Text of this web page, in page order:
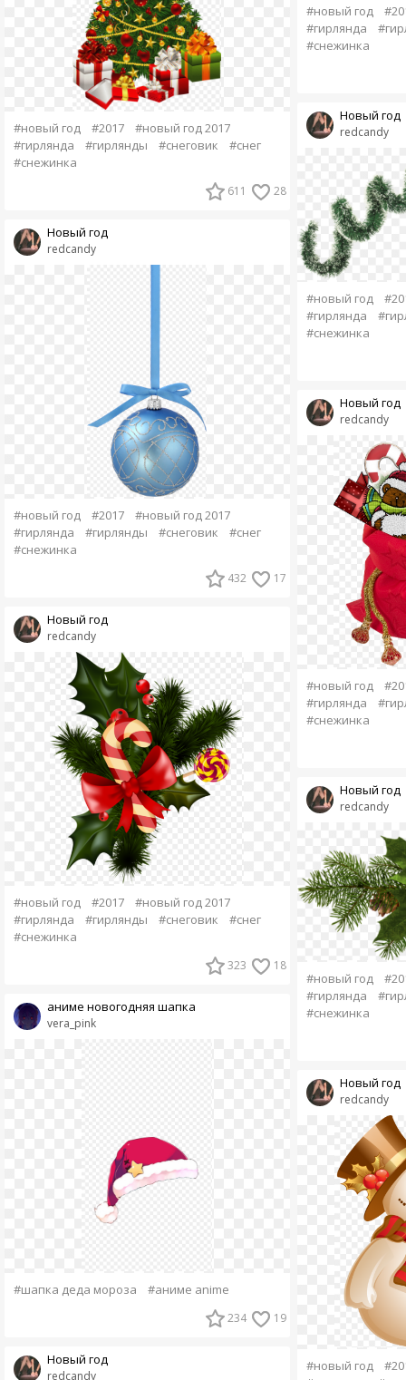
#новый год #2017
#новый год 2017
#гирлянда
#гирлянды #снеговик
#снег
#снежинка
611 28
redcandy
Новый год
#новый год #2017
#новый год 2017
#гирлянда
#гирлянды #снеговик
#снег
#снежинка
432 17
redcandy
Новый год
#новый год #2017
#новый год 2017
#гирлянда
#гирлянды #снеговик
#снег
#снежинка
323 18
vera_pink
аниме новогодняя шапка
#шапка деда мороза #аниме anime
234 19
redcandy
Новый год
#новый год
#гирлянда
#снежинка
redcandy
Новый год
#новый год
#гирлянда
#снежинка
redcandy
Новый год
#новый год
#гирлянда
#снежинка
redcandy
Новый год
#новый год
#гирлянда
#снежинка
redcandy
Новый год
#новый год